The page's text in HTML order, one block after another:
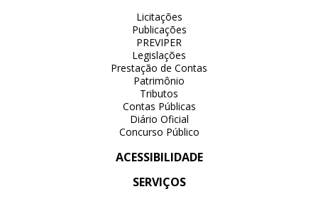
Licitações
Publicações
PREVIPER
Legislações
Prestação de Contas
Patrimônio
Tributos
Contas Públicas
Diário Oficial
Concurso Público
ACESSIBILIDADE
SERVIÇOS